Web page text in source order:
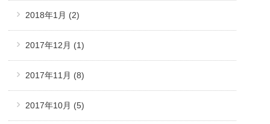
2018年1月 (2)
2017年12月 (1)
2017年11月 (8)
2017年10月 (5)